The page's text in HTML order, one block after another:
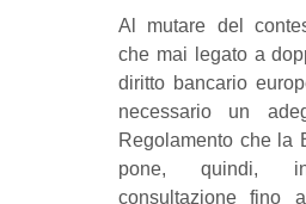
Al mutare del
che mai legato a
diritto bancario
necessario un
Regolamento che la
pone, quindi,
consultazione fino